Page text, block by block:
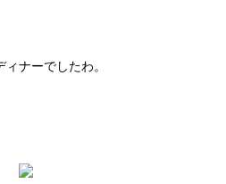
ナーでしたわ。